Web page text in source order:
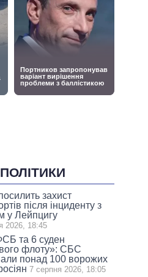
захист
після інциденту з
у Лейпцигу
2026, 18:45
та 6 суден
флоту»: СБС
понад 100 ворожих
7 серпня 2026, 18:05